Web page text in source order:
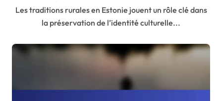
Les traditions rurales en Estonie jouent un rôle clé dans
la préservation de l’identité culturelle...